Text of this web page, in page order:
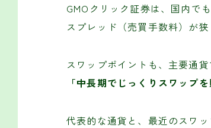
GMOクリック証券は、国内で
スプレッド（売買手数料）が
スワップポイントも、主要通貨
「中長期でじっくりスワップ
代表的な通貨と、最近のスワ